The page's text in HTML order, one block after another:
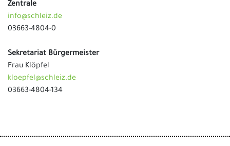
Zentrale
info@schleiz.de
03663-4804-0
Sekretariat Bürgermeister
Frau Klöpfel
kloepfel@schleiz.de
03663-4804-134